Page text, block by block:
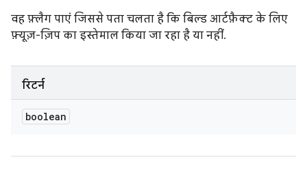
वह फ़्लैग पाएं जिससे पता चलता है कि बिल्ड आर्टफ़ैक्ट के लिए
फ़्यूज़-ज़िप का इस्तेमाल किया जा रहा है या नहीं.
रिटर्न
boolean